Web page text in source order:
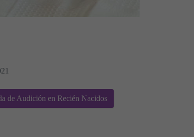
de Audición en Recién Nacidos